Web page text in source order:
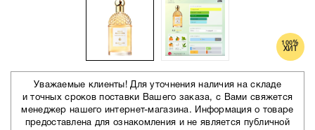
100%
ХИТ
Уважаемые клиенты! Для уточнения наличия на складе
и точных сроков поставки Вашего заказа, с Вами свяжется
менеджер нашего интернет-магазина. Информация о товаре
предоставлена для ознакомления и не является публичной